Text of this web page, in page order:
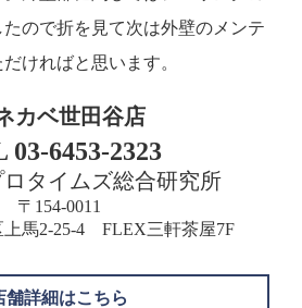
ので折を見て次は外壁のメンテ
ければと思います。
カベ世田谷店
03-6453-2323
タイムズ総合研究所
〒154-0011
上馬2-25-4 FLEX三軒茶屋7F
舗詳細はこちら